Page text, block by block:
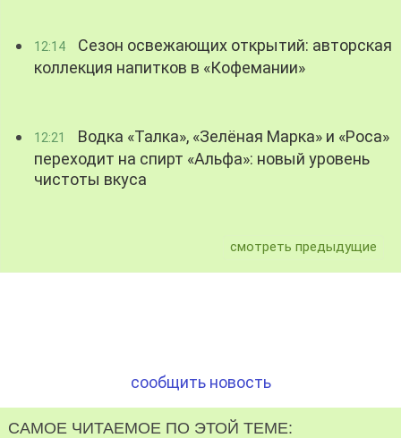
12:14
Сезон освежающих открытий: авторская
коллекция напитков в «Кофемании»
12:21
Водка «Талка», «Зелёная Марка» и «Роса»
переходит на спирт «Альфа»: новый уровень
чистоты вкуса
смотреть предыдущие
сообщить новость
САМОЕ ЧИТАЕМОЕ ПО ЭТОЙ ТЕМЕ: